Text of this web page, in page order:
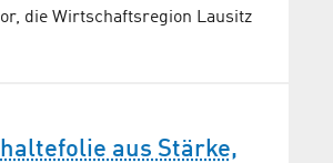
die Wirtschaftsregion Lausitz
aus Stärke,